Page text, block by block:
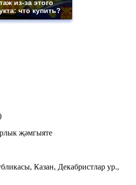
из-за этого
что купить?
җәмгыяте
Казан, Декабристлар ур.,